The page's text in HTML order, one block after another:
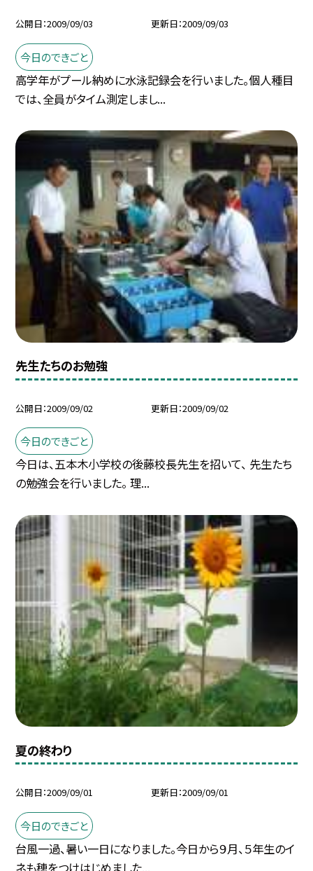
公開日 2009/09/03 更新日 2009/09/03
今日のできごと
高学年がプール納めに水泳記録会を行いました。個人種目
では、全員がタイム測定しまし...
先生たちのお勉強
公開日 2009/09/02 更新日 2009/09/02
今日のできごと
今日は、五本木小学校の後藤校長先生を招いて、 先生たち
の勉強会を行いました。 理...
夏の終わり
公開日 2009/09/01 更新日 2009/09/01
今日のできごと
台風一過、暑い一日になりました。今日から９月、５年生のイ
ネも穂をつけはじめました...